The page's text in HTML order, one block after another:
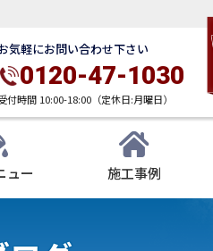
気軽にお問い合わせ下さい
0120-47-1030
付時間 10:00-18:00（定休日:月曜日）
ュー 施工事例